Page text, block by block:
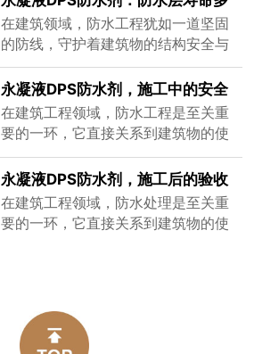
凝液DPS防水剂以其独特的性能和优
势脱颖而出，但要充分发挥其防水效
果，保证施工质量是关键。那么，在
使用永......
久的深度探寻
在建筑领域，防水工程犹如一道坚固
的防线，守护着建筑物的结构安全与
内部环境的干爽舒适。而防水材料的
选择，则是决定这道防线是否稳固的
关键因素。在众多防水材料中，科洛
永凝液DPS防水剂以其独特的性能和
广泛的应用，逐渐成为行业内的焦
点。那么，使用这种防水剂构建的防
水层，其寿命究竟有多久呢？这背后
又隐藏着......
永凝液DPS防水剂，施工中的安全
事项
在建筑工程领域，防水工程是至关重
要的一环，它直接关系到建筑物的使
用寿命和居住者的生活质量。科洛永
凝液DPS防水剂作为一种高效、可靠
的防水材料，凭借其独特的性能和广
泛的应用，在市场上赢得了良好的口
碑。然而，在施工过程中，安全始终
永凝液DPS防水剂，施工后的验收
标准
在建筑工程领域，防水处理是至关重
要的一环，它直接关系到建筑物的使
而，施工完成后的验收环节同样不容
忽视，科学、严谨的验收标准是确保